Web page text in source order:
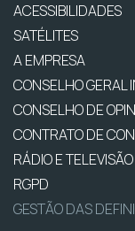
ACESSIBILIDADES
SATÉLITES
A EMPRESA
CONSELHO GERAL
CONSELHO DE
CONTRATO DE
RÁDIO E TELEVISÃO
RGPD
GESTÃO DAS